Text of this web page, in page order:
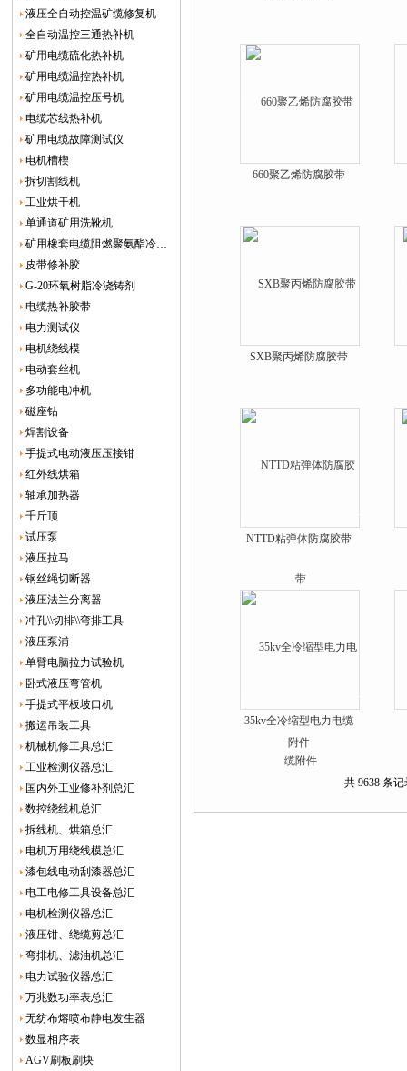
液压全自动控温矿缆修复机
全自动温控三通热补机
矿用电缆硫化热补机
矿用电缆温控热补机
矿用电缆温控压号机
电缆芯线热补机
矿用电缆故障测试仪
电机槽楔
拆切割线机
工业烘干机
单通道矿用洗靴机
矿用橡套电缆阻燃聚氨酯冷补胶
皮带修补胶
G-20环氧树脂冷浇铸剂
电缆热补胶带
电力测试仪
电机绕线模
电动套丝机
多功能电冲机
磁座钻
焊割设备
手提式电动液压压接钳
红外线烘箱
轴承加热器
千斤顶
试压泵
液压拉马
钢丝绳切断器
液压法兰分离器
冲孔\\切排\\弯排工具
液压泵浦
单臂电脑拉力试验机
卧式液压弯管机
手提式平板坡口机
搬运吊装工具
机械机修工具总汇
工业检测仪器总汇
国内外工业修补剂总汇
数控绕线机总汇
拆线机、烘箱总汇
电机万用绕线模总汇
漆包线电动刮漆器总汇
电工电修工具设备总汇
电机检测仪器总汇
液压钳、绕缆剪总汇
弯排机、滤油机总汇
电力试验仪器总汇
万兆数功率表总汇
无纺布熔喷布静电发生器
数显相序表
AGV刷板刷块
660聚乙烯防腐胶带
SXB聚丙烯防腐胶带
NTTD粘弹体防腐胶带
35kv全冷缩型电力电缆
附件
共 9638 条